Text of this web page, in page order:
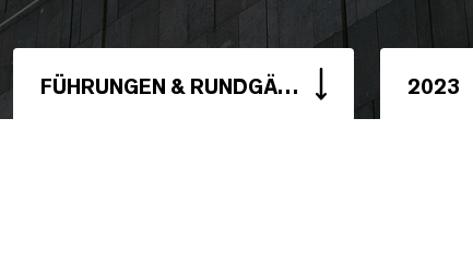
FÜHRUNGEN & RUNDGÄNGE 2023